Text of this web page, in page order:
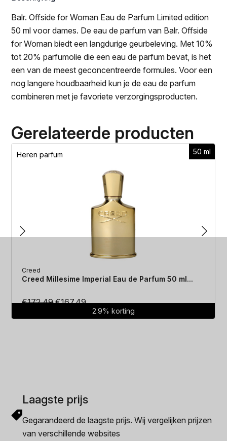
Balr. Offside for Woman Eau de Parfum Limited edition
50 ml voor dames. De eau de parfum van Balr. Offside
for Woman biedt een langdurige geurbeleving. Met 10%
tot 20% parfumolie die een eau de parfum bevat, is het
een van de meest geconcentreerde formules. Voor een
nog langere houdbaarheid kun je de eau de parfum
combineren met je favoriete verzorgingsproducten.
Gerelateerde producten
50 ml
Heren parfum
Creed
Creed Millesime Imperial Eau de Parfum 50 ml...
€172.49Oorspronkelijke
€167.49Huidige
prijs
2.9% korting
Laagste prijs
Gegarandeerd de laagste prijs. Wij vergelijken prijzen
van verschillende websites